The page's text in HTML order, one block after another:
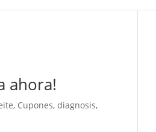
ahora!
, Cupones,diagnosis,